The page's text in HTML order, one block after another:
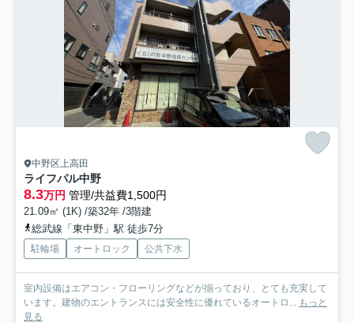
中野区上高田
ライフパル中野
8.3万円 管理/共益費1,500円
21.09㎡ (1K) /築32年 /3階建
総武線「東中野」駅 徒歩7分
駐輪場 オートロック 公共下水
室内設備はエアコン・フローリングなどが揃っており、とても充実して
います。建物のエントランスには安全性に優れているオートロ... もっと
見る